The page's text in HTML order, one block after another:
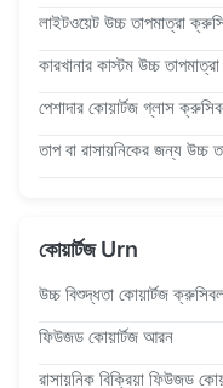
লাইটওয়েট উচ্চ তাপমাত্রা
কারখানার কাস্টম উচ্চ
পেশাদার কোয়ার্টজ গ্লাস
তাপ বা রাসায়নিকের জন্য উচ্চ
কোয়ার্টজ Urn
ফিউজড কোয়ার্টজ আরন
রাসায়নিক বিক্রিয়া ফিউজড